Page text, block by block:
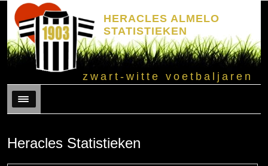
HERACLES ALMELO
STATISTIEKEN
zwart-witte voetbaljaren
Menu
Heracles Statistieken